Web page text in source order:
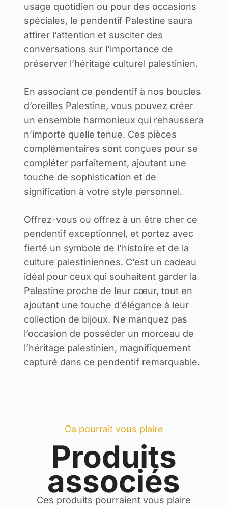
usage quotidien ou pour des occasions
spéciales, le pendentif Palestine saura
attirer l’attention et susciter des
conversations sur l’importance de
préserver l’héritage culturel palestinien.
En associant ce pendentif à nos boucles
d’oreilles Palestine, vous pouvez créer
un ensemble harmonieux qui rehaussera
n’importe quelle tenue. Ces pièces
complémentaires sont conçues pour se
compléter parfaitement, ajoutant une
touche de sophistication et de
signification à votre style personnel.
Offrez-vous ou offrez à un être cher ce
pendentif exceptionnel, et portez avec
fierté un symbole de l’histoire et de la
culture palestiniennes. C’est un cadeau
idéal pour ceux qui souhaitent garder la
Palestine proche de leur cœur, tout en
ajoutant une touche d’élégance à leur
collection de bijoux. Ne manquez pas
l’occasion de posséder un morceau de
l’héritage palestinien, magnifiquement
capturé dans ce pendentif remarquable.
Ca pourrait vous plaire
Produits
associés
Ces produits pourraient vous plaire